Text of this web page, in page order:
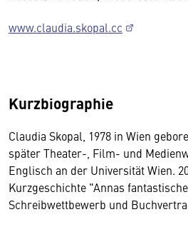
www.claudia.skopal.cc
Kurzbiographie
Claudia Skopal, 1978 in Wien
später Theater-, Film- und
Englisch an der Universität Wien.
Kurzgeschichte "Annas
Schreibwettbewerb und